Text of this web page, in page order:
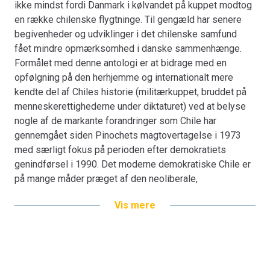
usikkerhedselementter samt svækkelse af sociale
bevægelser.
Omdrejningspunktet for artiklerne er, hvordan den
politiske og økonomiske model, som blev indført af
Pinochet, har påvirket forskellige dele af det chilenske
samfundsliv, herunder den politiske, etniske og religiøse
organisering af samfundet. Artikelsamlingen er målrettet
højere læreanstalter og den generelle offentlige debat.
Bogen er en del af tilbuddetKøb 3 Bøger - Betal For 2
ikke mindst fordi Danmark i kølvandet på kuppet modtog
en række chilenske flygtninge. Til gengæld har senere
begivenheder og udviklinger i det chilenske samfund
fået mindre opmærksomhed i danske sammenhænge.
Formålet med denne antologi er at bidrage med en
opfølgning på den herhjemme og internationalt mere
kendte del af Chiles historie (militærkuppet, bruddet på
menneskerettighederne under diktaturet) ved at belyse
nogle af de markante forandringer som Chile har
gennemgået siden Pinochets magtovertagelse i 1973
med særligt fokus på perioden efter demokratiets
genindførsel i 1990. Det moderne demokratiske Chile er
på mange måder præget af den neoliberale,
indført under militærdiktaturet. Denne politik har medført
Vis mere